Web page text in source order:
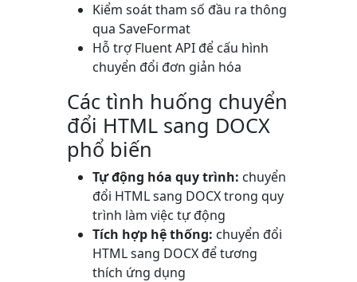
Kiểm soát tham số đầu ra thông
qua SaveFormat
Hỗ trợ Fluent API để cấu hình
chuyển đổi đơn giản hóa
Các tình huống chuyển
đổi HTML sang DOCX
phổ biến
Tự động hóa quy trình: chuyển
đổi HTML sang DOCX trong quy
trình làm việc tự động
Tích hợp hệ thống: chuyển đổi
HTML sang DOCX để tương
thích ứng dụng